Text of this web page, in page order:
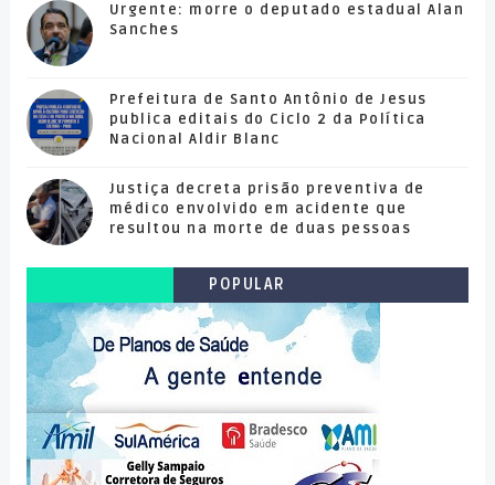
Urgente: morre o deputado estadual Alan
Sanches
Prefeitura de Santo Antônio de Jesus
publica editais do Ciclo 2 da Política
Nacional Aldir Blanc
Justiça decreta prisão preventiva de
médico envolvido em acidente que
resultou na morte de duas pessoas
POPULAR